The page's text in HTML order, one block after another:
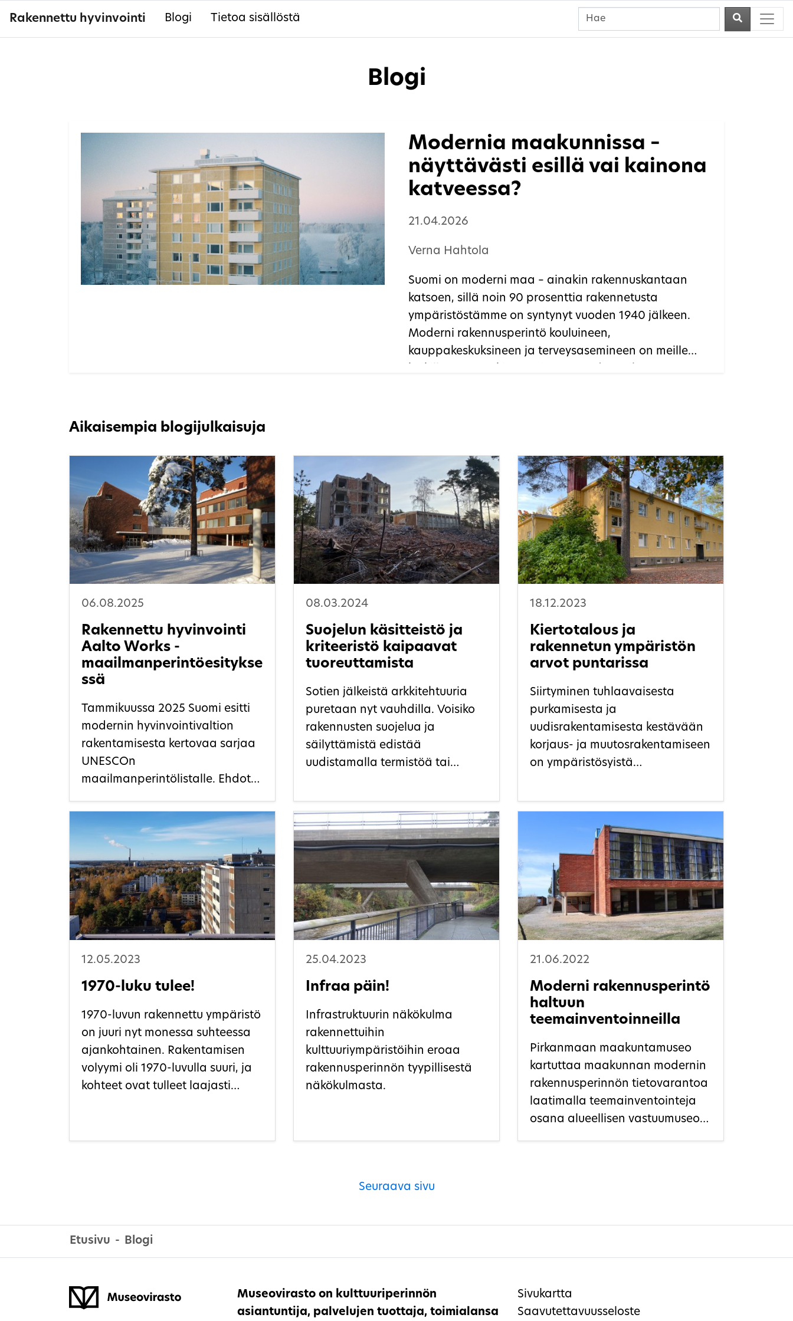
Rakennettu hyvinvointi Blogi Tietoa sisällöstä
Blogi
Modernia maakunnissa –
näyttävästi esillä vai kainona
katveessa?
21.04.2026
Verna Hahtola
Suomi on moderni maa – ainakin rakennuskantaan
katsoen, sillä noin 90 prosenttia rakennetusta
ympäristöstämme on syntynyt vuoden 1940 jälkeen.
Moderni rakennusperintö kouluineen,
kauppakeskuksineen ja terveysasemineen on meille
Aikaisempia blogijulkaisuja
06.08.2025
Rakennettu hyvinvointi
Aalto Works -
maailmanperintöesitykse
ssä
Tammikuussa 2025 Suomi esitti
modernin hyvinvointivaltion
rakentamisesta kertovaa sarjaa
UNESCOn
maailmanperintölistalle. Ehdotus
Alvar Aallon suunnittelemasta
rakennuksesta ja alueesta.
Kansaneläkelaitoksen
päätoimitalon – suomalaisen
hyvinvointivaltion
päärakennuksen – ohella kaikki
muutkin ovat tukeneet eri
yhteisöjen hyvinvointia ja
kertovat omalla yksilöllisellä
modernista rakentamisesta.
08.03.2024
Suojelun käsitteistö ja
kriteeristö kaipaavat
tuoreuttamista
Sotien jälkeistä arkkitehtuuria
puretaan nyt vauhdilla. Voisiko
rakennusten suojelua ja
säilyttämistä edistää
uudistamalla termistöä tai
rimaa?
18.12.2023
Kiertotalous ja
rakennetun ympäristön
arvot puntarissa
Siirtyminen tuhlaavaisesta
purkamisesta ja
uudisrakentamisesta kestävään
korjaus- ja muutosrakentamiseen
on ympäristösyistä
kertakäyttökulttuurista
kokonaisvaltaista muutosta
totutuissa menettelytavoissa –
myös uusia tapoja tarkastella
olemassa olevaa rakennettua
ympäristöä ja siihen sisältyviä
arvoja.
12.05.2023
1970-luku tulee!
1970-luvun rakennettu ympäristö
on juuri nyt monessa suhteessa
ajankohtainen. Rakentamisen
volyymi oli 1970-luvulla suuri, ja
kohteet ovat tulleet laajasti
25.04.2023
Infraa päin!
Infrastruktuurin näkökulma
rakennettuihin
kulttuuriympäristöihin eroaa
rakennusperinnön tyypillisestä
näkökulmasta.
21.06.2022
Moderni rakennusperintö
haltuun
teemainventoinneilla
Pirkanmaan maakuntamuseo
kartuttaa maakunnan modernin
rakennusperinnön tietovarantoa
laatimalla teemainventointeja
osana alueellisen vastuumuseon
Seuraava sivu
Etusivu Blogi
Museovirasto on kulttuuriperinnön
asiantuntija, palvelujen tuottaja, toimialansa
Sivukartta
Saavutettavuusseloste